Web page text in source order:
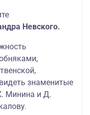
Невского.
знаменитые
Минина и Д.